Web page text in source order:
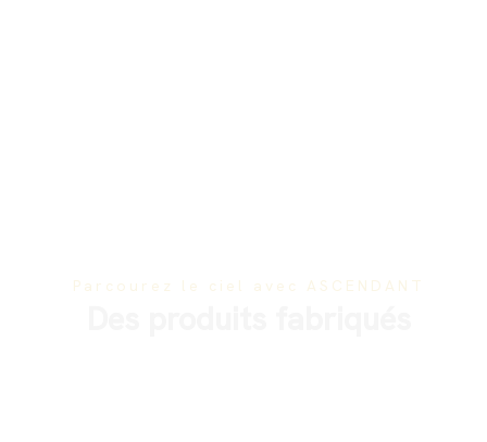
Parcourez le ciel avec ASCENDANT